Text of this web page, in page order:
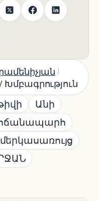
|
Անի
մերկասառույց